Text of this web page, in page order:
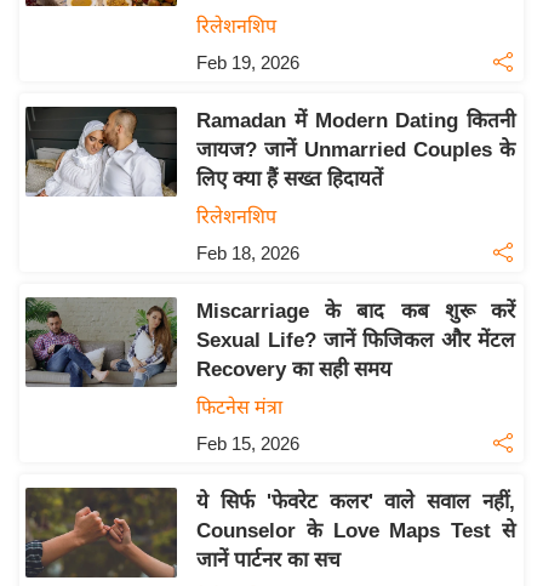
2
इ
म
ई
र
मि
सा
मि
सा
ल
रिलेशनशिप
Feb 19, 2026
Ramadan में Modern Dating कितनी
जायज? जानें Unmarried Couples के
लिए क्या हैं सख्त हिदायतें
रिलेशनशिप
Feb 18, 2026
Miscarriage के बाद कब शुरू करें
Sexual Life? जानें फिजिकल और मेंटल
Recovery का सही समय
फिटनेस मंत्रा
Feb 15, 2026
ये सिर्फ 'फेवरेट कलर' वाले सवाल नहीं,
Counselor के Love Maps Test से
जानें पार्टनर का सच